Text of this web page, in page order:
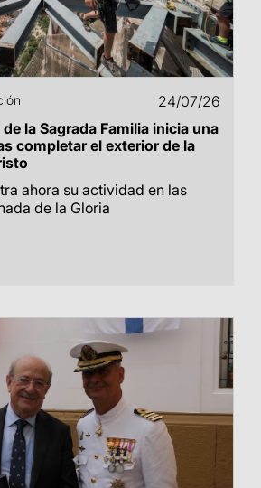
24/07/26
la Sagrada Familia inicia una
completar el exterior de la
ahora su actividad en las
de la Gloria